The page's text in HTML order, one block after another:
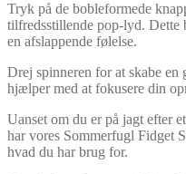
Tryk på de bobleformede
tilfredsstillende pop-lyd. Dette
en afslappende følelse.
Drej spinneren for at skabe en
hjælper med at fokusere din
Uanset om du er på jagt efter
har vores Sommerfugl Fidget
hvad du har brug for.